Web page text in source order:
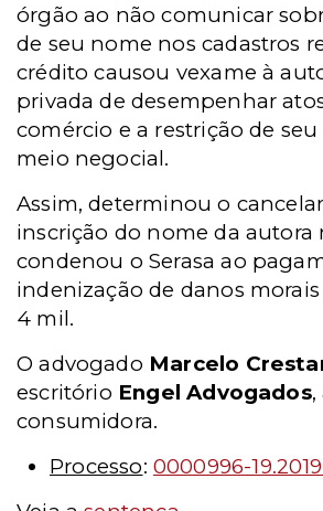
órgão ao não comunicar
de seu nome nos cadastros
crédito causou vexame à
privada de desempenhar
comércio e a restrição de
meio negocial.
Assim, determinou o
inscrição do nome da autora
condenou o Serasa ao
indenização de danos
4 mil.
O advogado Marcelo
escritório Engel Advogados,
consumidora.
Processo: 0000996-